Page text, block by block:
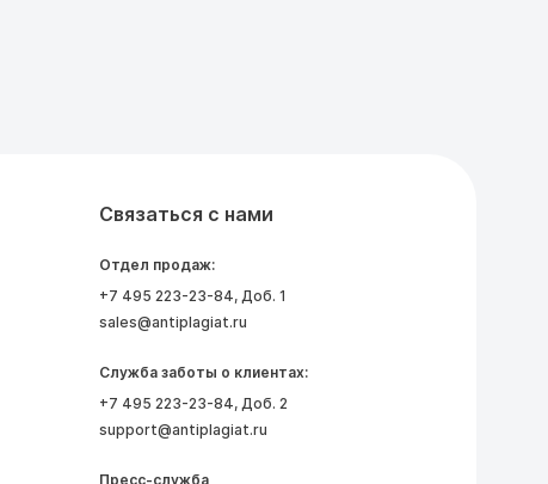
Связаться с нами
Отдел продаж:
+7 495 223-23-84, Доб. 1
sales@antiplagiat.ru
Служба заботы о клиентах:
+7 495 223-23-84, Доб. 2
support@antiplagiat.ru
Пресс-служба